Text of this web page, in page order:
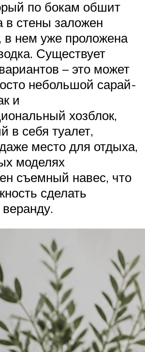
по бокам обшит
в стены заложен
в нем уже проложена
Существует
– это может
небольшой сарай-
и
хозблок,
в себя туалет,
место для отдыха,
моделях
съемный навес, что
сделать